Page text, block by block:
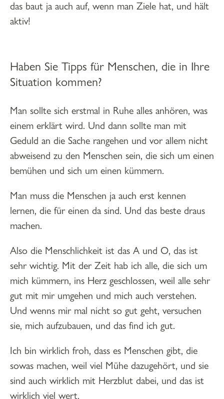
das baut ja auch auf, wenn man Ziele hat, und hält
aktiv!
Haben Sie Tipps für Menschen, die in Ihre
Situation kommen?
Man sollte sich erstmal in Ruhe alles anhören, was
einem erklärt wird. Und dann sollte man mit
Geduld an die Sache rangehen und vor allem nicht
abweisend zu den Menschen sein, die sich um einen
bemühen und sich um einen kümmern.
Man muss die Menschen ja auch erst kennen
lernen, die für einen da sind. Und das beste draus
machen.
Also die Menschlichkeit ist das A und O, das ist
sehr wichtig. Mit der Zeit hab ich alle, die sich um
mich kümmern, ins Herz geschlossen, weil alle sehr
gut mit mir umgehen und mich auch verstehen.
Und wenns mir mal nicht so gut geht, versuchen
sie, mich aufzubauen, und das find ich gut.
Ich bin wirklich froh, dass es Menschen gibt, die
sowas machen, weil viel Mühe dazugehört, und sie
sind auch wirklich mit Herzblut dabei, und das ist
wirklich viel wert.